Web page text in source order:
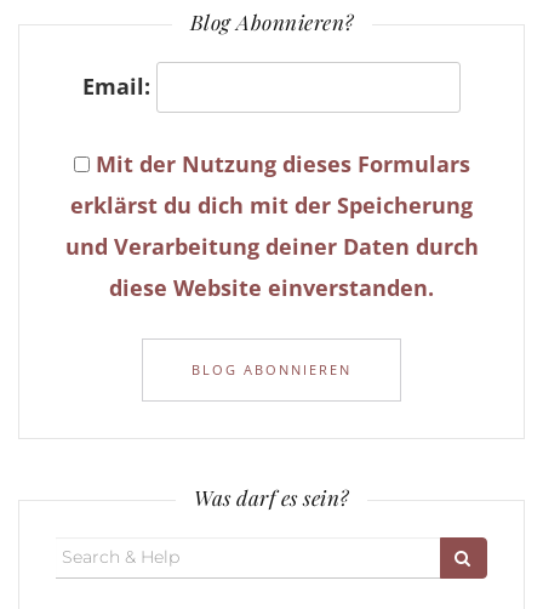
Blog Abonnieren?
Email:
Mit der Nutzung dieses Formulars
erklärst du dich mit der Speicherung
und Verarbeitung deiner Daten durch
diese Website einverstanden.
Was darf es sein?
for: